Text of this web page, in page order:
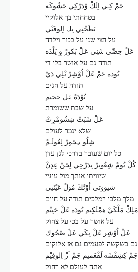
جَمْ كِـي اِلَكْ وْدَرْكِي حَشُوكَه
בטחחתי בך אלוקיי
بَطَحْتِي بِك اِلوقَيْي
על חצי שני על בכור וילדה
عَلْ حِصِّي شَنِي عَلْ بَكورْ وِ يَلْدَه
תודה גם על אושר בלי די
تُوده جَمْ عَلْ اُوْشِرْ بْلِي دَيْ
תודה על חגים
تُوْدَهْ عل حجيم
על שבת ששומרת
عَلْ شَبَتْ شِشُومْرِتْ
שלא יגמר לעולם
شِلُو يـِجَمِرْ لِعُولَـمْ
כל יום שעובר בדרכי לגן עדן
كُلْ يُومْ شِعُوبِرْ بِدَرْحِي لِجَنْ عِدِنْ
שיוויתי אותך מול עיניי
شيووتي اُوْتْكَ مُولْ عَيْنَيي
מלך מלכי המלכים תודה על חיים
مَلِكْ مَلْكَيْ همْلَكِيم تُودَه عَلْ حَيِيْم
על אושר על בכי על צחוק
عَلْ اُوْشِر عَلْ بِكَي عَلْ صْحُوك
גם כשקשה לפעמים גם אז אלוקים
جَمْ كِشِقْشَه لَفْعَميم جَمْ اَزْ اِلوقِيْم
אתה לעולם לא רחוק